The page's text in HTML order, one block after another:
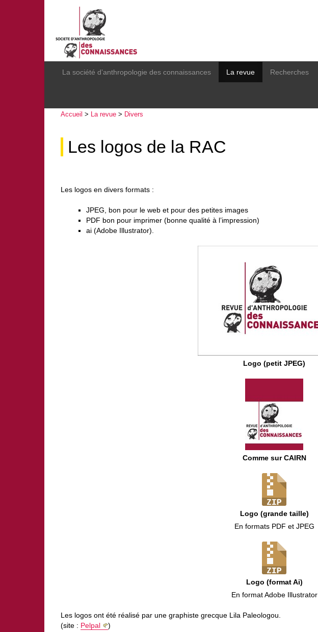
La société d’anthropologie des connaissances La revue Recherches
Accueil > La revue > Divers
Les logos de la RAC
Les logos en divers formats :
JPEG, bon pour le web et pour des petites images
PDF bon pour imprimer (bonne qualité à l’impression)
ai (Adobe Illustrator).
Logo (petit JPEG)
Comme sur CAIRN
Logo (grande taille)
En formats PDF et JPEG
Logo (format Ai)
En format Adobe Illustrator
Les logos ont été réalisé par une graphiste grecque Lila Paleologou.
(site : Pelpal )